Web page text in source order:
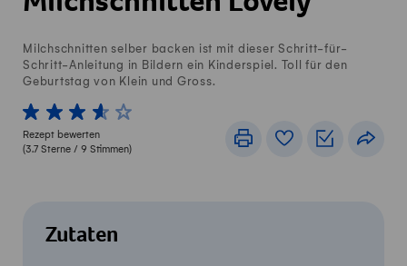
Milchschnitten selber backen ist mit dieser Schritt-für-
Schritt-Anleitung in Bildern ein Kinderspiel. Toll für den
Geburtstag von Klein und Gross.
1 von 5 Sterne
2 von 5 Sterne
3 von 5 Sterne
4 von 5 Sterne
5 von 5 Sterne
Rezept bewerten
(3.7 Sterne / 9 Stimmen)
DruckenRezeptbuch
Zutaten